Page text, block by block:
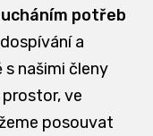
potřeb
a
našimi členy
ve
posouvat